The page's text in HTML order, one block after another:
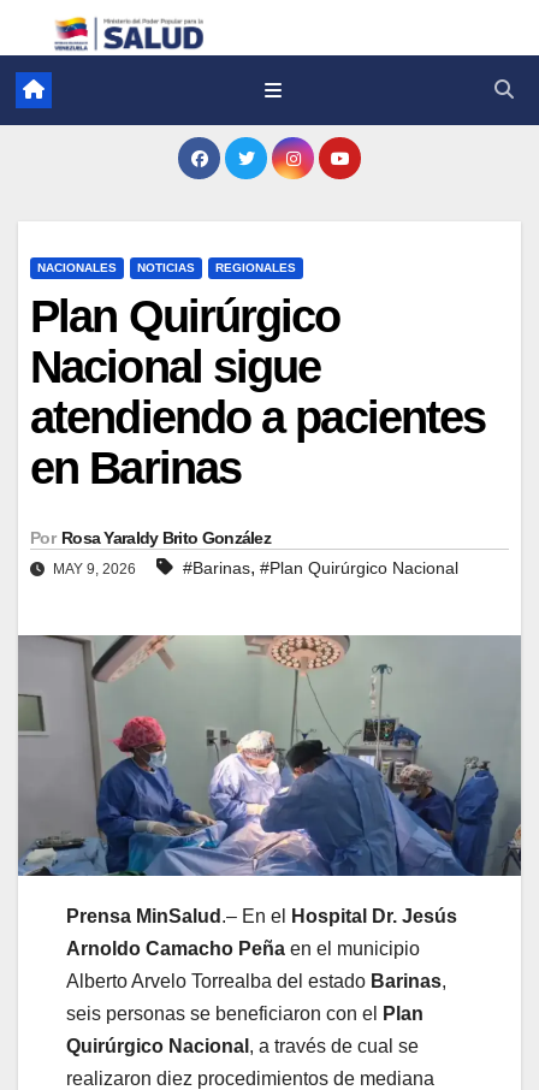
NACIONALES NOTICIAS REGIONALES
Plan Quirúrgico
Nacional sigue
atendiendo a pacientes
en Barinas
Por Rosa Yaraldy Brito González
MAY 9, 2026 #Barinas, #Plan Quirúrgico Nacional
​Prensa MinSalud .– En el
Hospital Dr. Jesús
Arnoldo Camacho Peña en el municipio
Alberto Arvelo Torrealba del estado Barinas,
seis personas se beneficiaron con el
Plan
Quirúrgico Nacional , a través de cual se
realizaron diez procedimientos de mediana